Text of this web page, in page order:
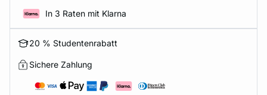
In 3 Raten mit Klarna
20 % Studentenrabatt
Sichere Zahlung